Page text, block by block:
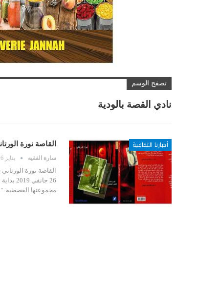
تصفح الوسم
نادي القصة بالودية
أخبارنا الثقافية القاصة نورة
سارة الفقيه يناير 26, 2019
القاصة نورة
26
مجموعتها القصصية